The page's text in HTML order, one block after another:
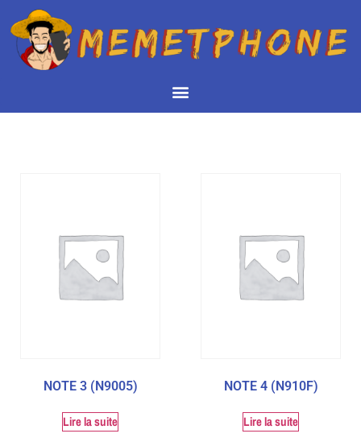
NOTE 3 (N9005)
Lire la suite
NOTE 4 (N910F)
Lire la suite